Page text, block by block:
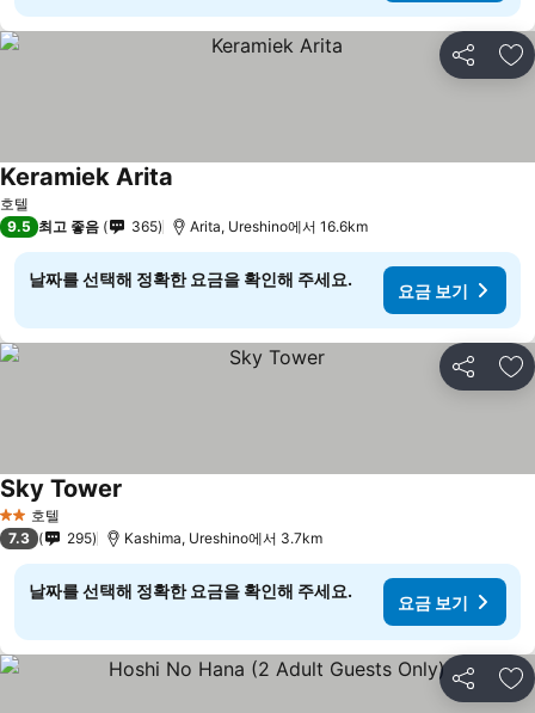
공유 즐
호텔
Keramiek Arita
9.5 최고 좋음 365 Arita, Ureshino에서 16.6km
날짜를 선택해 정확한 요금을 확인해 주세요.
요금 보기
공유 즐
2 성급호텔
Sky Tower
7.3 295 Kashima, Ureshino에서 3.7km
날짜를 선택해 정확한 요금을 확인해 주세요.
요금 보기
공유 즐